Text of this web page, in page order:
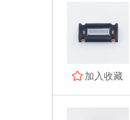
加入收藏